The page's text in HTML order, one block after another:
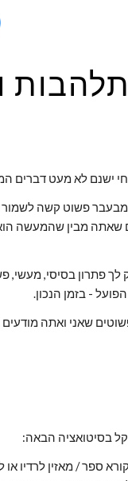
ישנם לא מעט דברים
- בזמן הנכון.
בסיטואציה הבאה: